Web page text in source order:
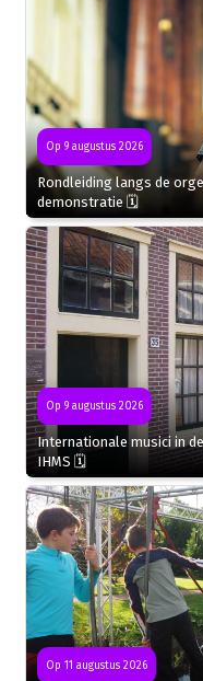
Op 9 augustus 2026
Rondleiding langs de
demonstratie 🗓
Op 9 augustus 2026
Internationale musici in
IHMS 🗓
Op 11 augustus 2026